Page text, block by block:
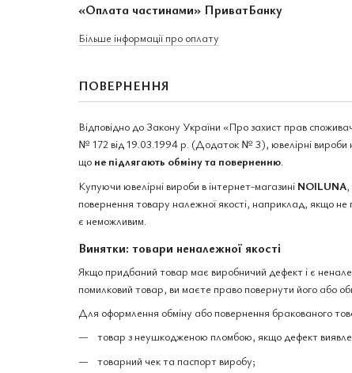
«Оплата частинами» ПриватБанку
Більше інформації про оплату
ПОВЕРНЕННЯ
Відповідно до Закону України «Про захист прав
№ 172 від 19.03.1994 р. (Додаток № 3), ювелірні вироби
що не підлягають обміну та поверненню.
Купуючи ювелірні вироби в інтернет-магазині NOILUNA,
повернення товару належної якості, наприклад, якщо
є неможливим.
Винятки: товари неналежної якості
Якщо придбаний товар має виробничий дефект і є
помилковий товар, ви маєте право повернути його або
Для оформлення обміну або повернення бракованого
товар з неушкодженою пломбою, якщо дефект
товарний чек та паспорт виробу;